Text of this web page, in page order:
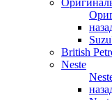
British
Neste